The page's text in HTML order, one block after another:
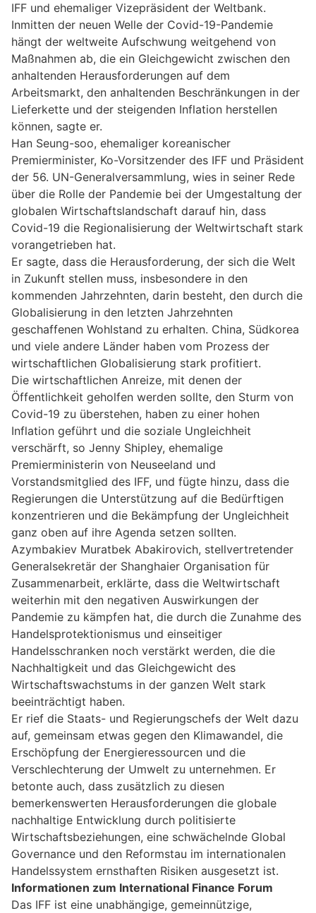
IFF und ehemaliger Vizepräsident der Weltbank.
Inmitten der neuen Welle der Covid-19-Pandemie
hängt der weltweite Aufschwung weitgehend von
Maßnahmen ab, die ein Gleichgewicht zwischen den
anhaltenden Herausforderungen auf dem
Arbeitsmarkt, den anhaltenden Beschränkungen in der
Lieferkette und der steigenden Inflation herstellen
können, sagte er.
Han Seung-soo, ehemaliger koreanischer
Premierminister, Ko-Vorsitzender des IFF und Präsident
der 56. UN-Generalversammlung, wies in seiner Rede
über die Rolle der Pandemie bei der Umgestaltung der
globalen Wirtschaftslandschaft darauf hin, dass
Covid-19 die Regionalisierung der Weltwirtschaft stark
vorangetrieben hat.
Er sagte, dass die Herausforderung, der sich die Welt
in Zukunft stellen muss, insbesondere in den
kommenden Jahrzehnten, darin besteht, den durch die
Globalisierung in den letzten Jahrzehnten
geschaffenen Wohlstand zu erhalten. China, Südkorea
und viele andere Länder haben vom Prozess der
wirtschaftlichen Globalisierung stark profitiert.
Die wirtschaftlichen Anreize, mit denen der
Öffentlichkeit geholfen werden sollte, den Sturm von
Covid-19 zu überstehen, haben zu einer hohen
Inflation geführt und die soziale Ungleichheit
verschärft, so Jenny Shipley, ehemalige
Premierministerin von Neuseeland und
Vorstandsmitglied des IFF, und fügte hinzu, dass die
Regierungen die Unterstützung auf die Bedürftigen
konzentrieren und die Bekämpfung der Ungleichheit
ganz oben auf ihre Agenda setzen sollten.
Azymbakiev Muratbek Abakirovich, stellvertretender
Generalsekretär der Shanghaier Organisation für
Zusammenarbeit, erklärte, dass die Weltwirtschaft
weiterhin mit den negativen Auswirkungen der
Pandemie zu kämpfen hat, die durch die Zunahme des
Handelsprotektionismus und einseitiger
Handelsschranken noch verstärkt werden, die die
Nachhaltigkeit und das Gleichgewicht des
Wirtschaftswachstums in der ganzen Welt stark
beeinträchtigt haben.
Er rief die Staats- und Regierungschefs der Welt dazu
auf, gemeinsam etwas gegen den Klimawandel, die
Erschöpfung der Energieressourcen und die
Verschlechterung der Umwelt zu unternehmen. Er
betonte auch, dass zusätzlich zu diesen
bemerkenswerten Herausforderungen die globale
nachhaltige Entwicklung durch politisierte
Wirtschaftsbeziehungen, eine schwächelnde Global
Governance und den Reformstau im internationalen
Handelssystem ernsthaften Risiken ausgesetzt ist.
Informationen zum International Finance Forum
Das IFF ist eine unabhängige, gemeinnützige,